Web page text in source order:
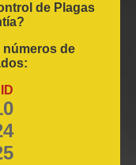
de Plagas
números de